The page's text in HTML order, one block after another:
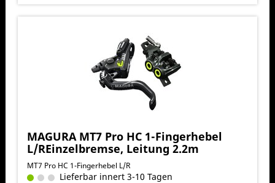
MAGURA MT7 Pro HC 1-Fingerhebel
L/REinzelbremse, Leitung 2.2m
MT7 Pro HC 1-Fingerhebel L/R
Lieferbar innert 3-10 Tagen